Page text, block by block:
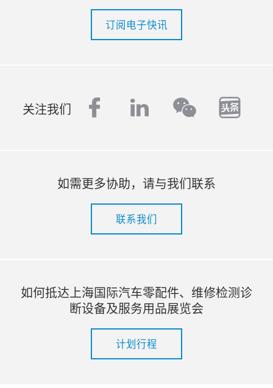
订阅电子快讯
关注我们 facebook
linkedinwechat
如需更多协助，请与我们联系
联系我们
如何抵达上海国际汽车零配件、维修检测诊
断设备及服务用品展览会
计划行程